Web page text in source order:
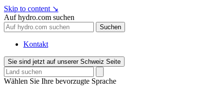
Skip to content ↘
Auf hydro.com suchen
Suchen
Kontakt
Sie sind jetzt auf unserer Schweiz Seite
Wählen Sie Ihre bevorzugte Sprache